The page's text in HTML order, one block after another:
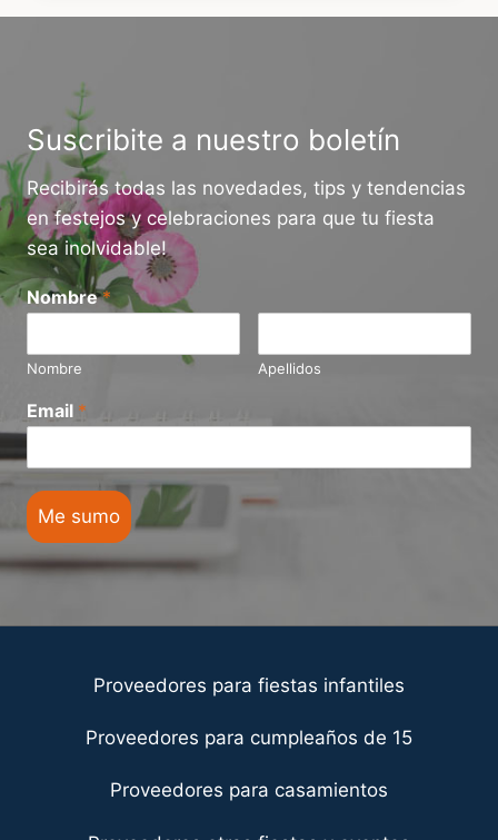
Suscribite a nuestro boletín
Recibirás todas las novedades, tips y tendencias
en festejos y celebraciones para que tu fiesta
sea inolvidable!
Nombre*
Nombre Apellidos
Email *
Me sumo
Proveedores para fiestas infantiles
Proveedores para cumpleaños de 15
Proveedores para casamientos